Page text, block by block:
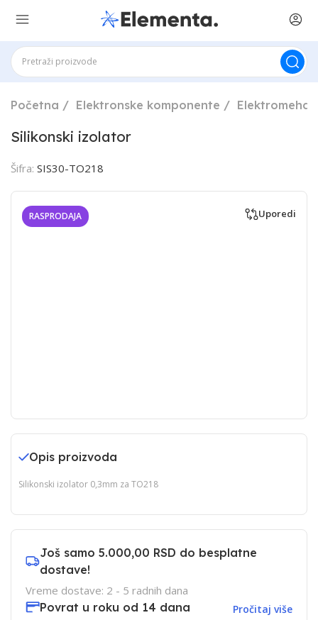
Početna Elektronske komponente
Silikonski izolator
Šifra: SIS30-TO218
RASPRODAJA Uporedi
Opis proizvoda
Silikonski izolator 0,3mm za TO218
Još samo 5.000,00 RSD do besplatne
dostave!
Vreme dostave: 2 - 5 radnih dana
Povrat u roku od 14 dana
Pročitaj više